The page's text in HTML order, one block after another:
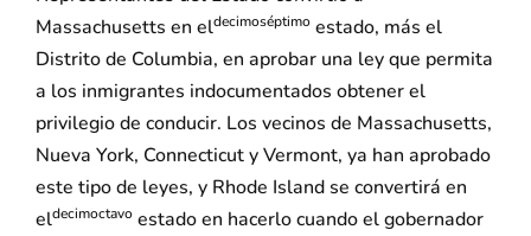
Massachusetts en eldecimoséptimo estado, más el
Distrito de Columbia, en aprobar una ley que permita
a los inmigrantes indocumentados obtener el
privilegio de conducir. Los vecinos de Massachusetts,
Nueva York, Connecticut y Vermont, ya han aprobado
este tipo de leyes, y Rhode Island se convertirá en
eldecimoctavo estado en hacerlo cuando el gobernador